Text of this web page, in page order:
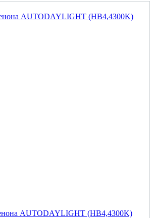
AUTODAYLIGHT (HB4,4300K)